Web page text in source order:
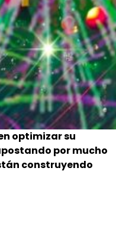
optimizar su
por mucho
construyendo